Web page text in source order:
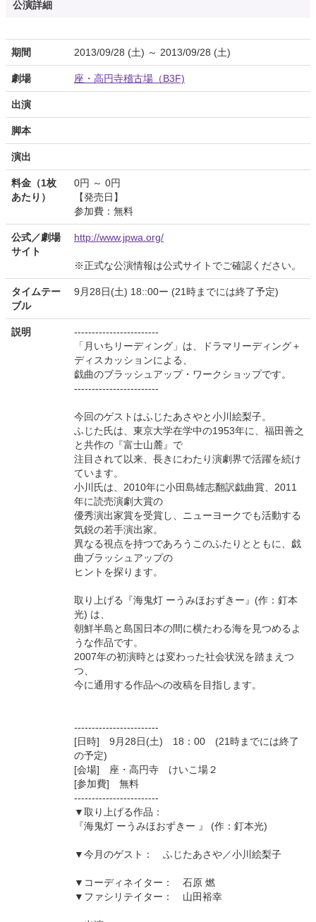
公演詳細
期間 2013/09/28 (土) ～ 2013/09/28 (土)
劇場 座・高円寺稽古場（B3F)
出演
脚本
演出
料金（1枚
あたり）
0円 ～ 0円
【発売日】
参加費：無料
公式／劇場
サイト
http://www.jpwa.org/
※正式な公演情報は公式サイトでご確認ください。
タイムテー
ブル
9月28日(土) 18::00ー (21時までには終了予定)
説明
------------------------
「月いちリーディング」は、ドラマリーディング＋
ディスカッションによる、
戯曲のブラッシュアップ・ワークショップです。
------------------------
今回のゲストはふじたあさやと小川絵梨子。
ふじた氏は、東京大学在学中の1953年に、福田善之
と共作の『富士山麓』で
注目されて以来、長きにわたり演劇界で活躍を続け
ています。
小川氏は、2010年に小田島雄志翻訳戯曲賞、2011
年に読売演劇大賞の
優秀演出家賞を受賞し、ニューヨークでも活動する
気鋭の若手演出家。
異なる視点を持つであろうこのふたりとともに、戯
曲ブラッシュアップの
ヒントを探ります。
取り上げる『海鬼灯 ーうみほおずきー』(作：釘本
光) は、
朝鮮半島と島国日本の間に横たわる海を見つめるよ
うな作品です。
2007年の初演時とは変わった社会状況を踏まえつ
つ、
今に通用する作品への改稿を目指します。
------------------------
[日時] 9月28日(土) 18：00 (21時までには終了
の予定)
[会場] 座・高円寺 けいこ場２
[参加費] 無料
------------------------
▼取り上げる作品：
『海鬼灯 ーうみほおずきー 』 (作：釘本光)
▼今月のゲスト： ふじたあさや／小川絵梨子
▼コーディネイター： 石原 燃
▼ファシリテイター： 山田裕幸